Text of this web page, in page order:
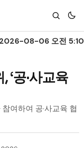
2026-08-06 오전 5:10
‘공·사교육
여하여 공·사교육 협